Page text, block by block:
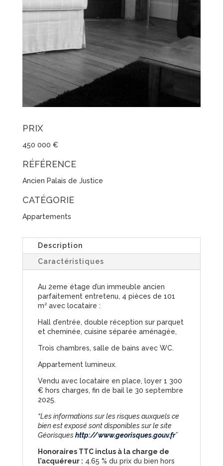
PRIX
450 000 €
RÉFÉRENCE
Ancien Palais de Justice
CATÉGORIE
Appartements
Description
Caractéristiques
Au 2eme étage d’un immeuble ancien
parfaitement entretenu, 4 pièces de 101
m² avec locataire :
Hall d’entrée, double réception sur parquet
et cheminée, cuisine séparée aménagée,
Trois chambres, salle de bains avec WC.
Appartement lumineux.
Vendu avec locataire en place, loyer 1 300
€ hors charges, fin de bail le 30 septembre
2025.
“Les informations sur les risques auxquels ce
bien est exposé sont disponibles sur le site
Géorisqueshttp://www.georisques.gouv.fr”
Honoraires TTC inclus à la charge de
l’acquéreur : 4.65 % du prix du bien hors